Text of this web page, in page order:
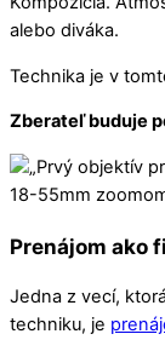
alebo diváka.
Technika je v
Zberateľ buduje
Prenájom ako
Jedna z vecí,
techniku, je